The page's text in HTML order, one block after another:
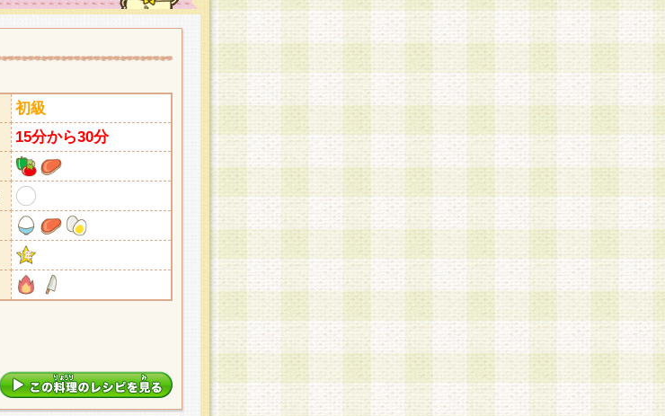
初級
15分から30分